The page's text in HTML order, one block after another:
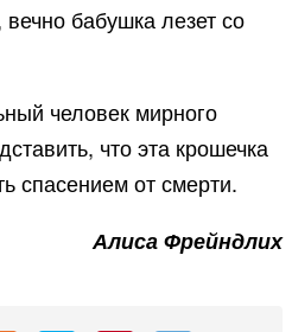
бабушка лезет со
человек мирного
что эта крошечка
спасением от смерти.
Алиса Фрейндлих